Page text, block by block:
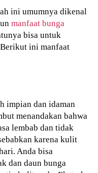
ini umumnya dikenal
manfaat bunga
bisa untuk
ini manfaat
impian dan idaman
menandakan bahwa
lembab dan tidak
karena kulit
Anda bisa
dan daun bunga